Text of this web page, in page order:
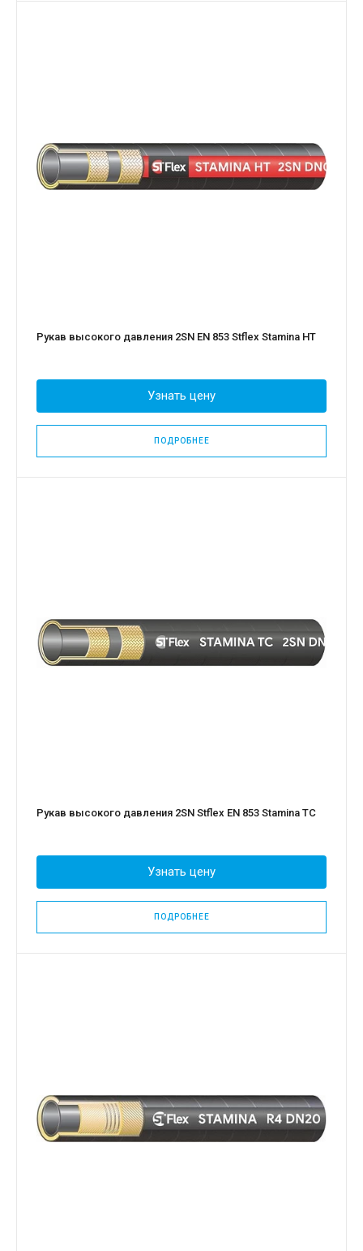
Рукав высокого давления 2SN EN 853 Stflex Stamina HT
Узнать цену
ПОДРОБНЕЕ
Рукав высокого давления 2SN Stflex EN 853 Stamina TC
Узнать цену
ПОДРОБНЕЕ